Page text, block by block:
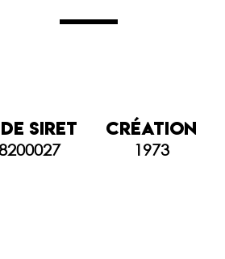
SIRET création
1973